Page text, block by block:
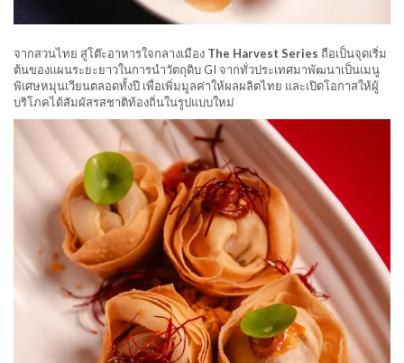
จากสวนไทย สู่โต๊ะอาหารใจกลางเมือง The Harvest Series ถือเป็นจุดเริ่ม
ต้นของแผนระยะยาวในการนำวัตถุดิบ GI จากทั่วประเทศมาพัฒนาเป็นเมนู
พิเศษหมุนเวียนตลอดทั้งปี เพื่อเพิ่มมูลค่าให้ผลผลิตไทย และเปิดโอกาสให้ผู้
บริโภคได้สัมผัสรสชาติท้องถิ่นในรูปแบบใหม่